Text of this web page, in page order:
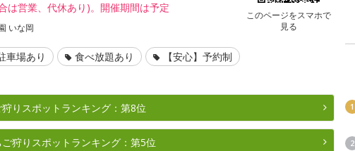
このページをスマホで
見る
は営業、代休あり)。開催期間は予定
いな岡
車場あり 食べ放題あり 【安心】予約制
りスポットランキング：第8位
狩りスポットランキング：第5位
1
2